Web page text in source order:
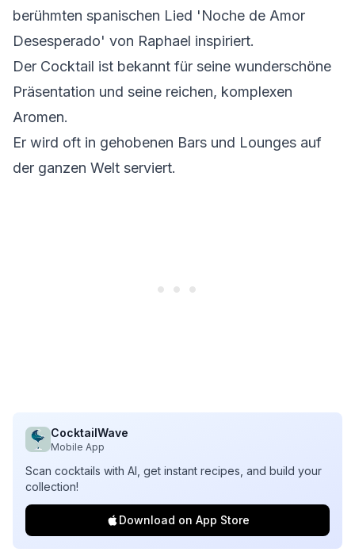
berühmten spanischen Lied 'Noche de Amor
Desesperado' von Raphael inspiriert.
Der Cocktail ist bekannt für seine wunderschöne
Präsentation und seine reichen, komplexen
Aromen.
Er wird oft in gehobenen Bars und Lounges auf
der ganzen Welt serviert.
CocktailWave
Mobile App
Scan cocktails with AI, get instant recipes, and build your
collection!
Download on App Store